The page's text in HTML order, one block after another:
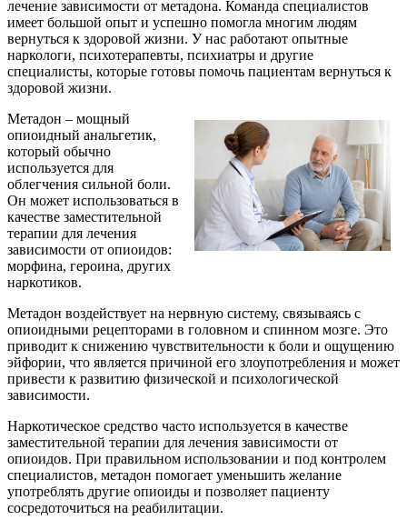
лечение зависимости от метадона. Команда специалистов
имеет большой опыт и успешно помогла многим людям
вернуться к здоровой жизни. У нас работают опытные
наркологи, психотерапевты, психиатры и другие
специалисты, которые готовы помочь пациентам вернуться к
здоровой жизни.
Метадон – мощный
опиоидный анальгетик,
который обычно
используется для
облегчения сильной боли.
Он может использоваться в
качестве заместительной
терапии для лечения
зависимости от опиоидов:
морфина, героина, других
наркотиков.
Метадон воздействует на нервную систему, связываясь с
опиоидными рецепторами в головном и спинном мозге. Это
приводит к снижению чувствительности к боли и ощущению
эйфории, что является причиной его злоупотребления и может
привести к развитию физической и психологической
зависимости.
Наркотическое средство часто используется в качестве
заместительной терапии для лечения зависимости от
опиоидов. При правильном использовании и под контролем
специалистов, метадон помогает уменьшить желание
употреблять другие опиоиды и позволяет пациенту
сосредоточиться на реабилитации.